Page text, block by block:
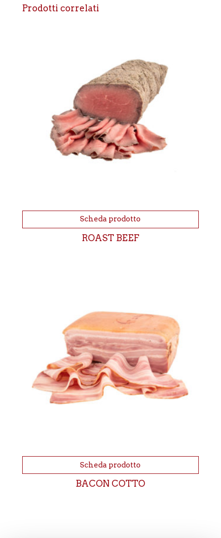
Prodotti correlati
Scheda prodotto
ROAST BEEF
Scheda prodotto
BACON COTTO